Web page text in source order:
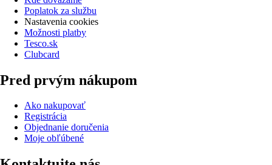
Poplatok za službu
Nastavenia cookies
Možnosti platby
Tesco.sk
Clubcard
Pred prvým nákupom
Ako nakupovať
Registrácia
Objednanie doručenia
Moje obľúbené